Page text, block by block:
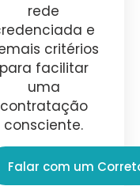
rede
e
critérios
para facilitar
uma
contratação
consciente.
Falar com um